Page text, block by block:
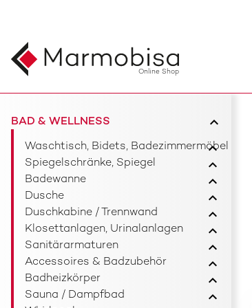
Online Shop
BAD & WELLNESS
Waschtisch, Bidets, Badezimmermöbel
Spiegelschränke, Spiegel
Badewanne
Dusche
Duschkabine / Trennwand
Klosettanlagen, Urinalanlagen
Sanitärarmaturen
Accessoires & Badzubehör
Badheizkörper
Sauna / Dampfbad